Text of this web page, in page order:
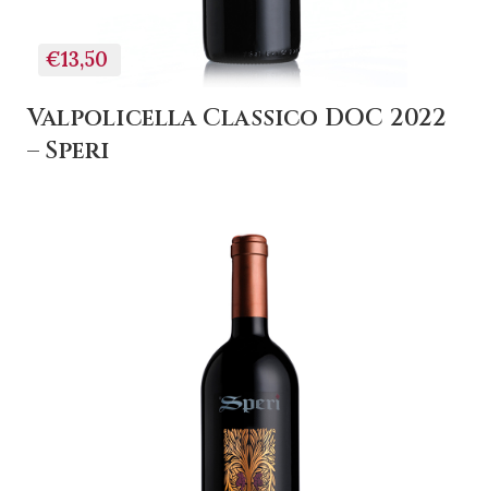
€13,50
Valpolicella Classico DOC 2022
– Speri
+ AGGIUNGI AL
CARRELLO